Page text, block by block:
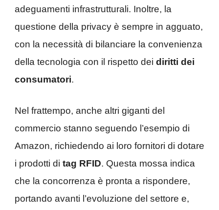
adeguamenti infrastrutturali. Inoltre, la
questione della privacy è sempre in agguato,
con la necessità di bilanciare la convenienza
della tecnologia con il rispetto dei diritti dei
consumatori.
Nel frattempo, anche altri giganti del
commercio stanno seguendo l’esempio di
Amazon, richiedendo ai loro fornitori di dotare
i prodotti di tag RFID. Questa mossa indica
che la concorrenza è pronta a rispondere,
portando avanti l’evoluzione del settore e,